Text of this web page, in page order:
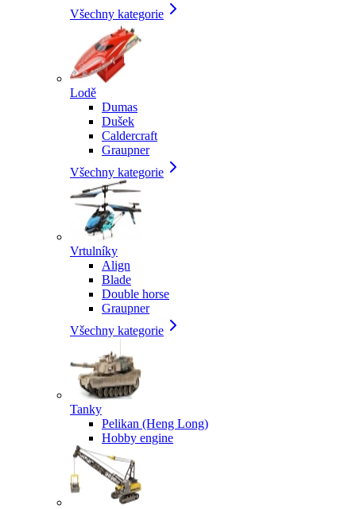
Všechny kategorie
Lodě
Dumas
Dušek
Caldercraft
Graupner
Všechny kategorie
Vrtulníky
Align
Blade
Double horse
Graupner
Všechny kategorie
Tanky
Pelikan (Heng Long)
Hobby engine